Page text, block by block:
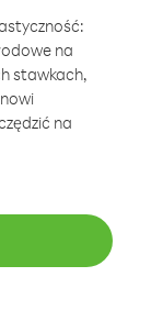
na
stawkach,
na